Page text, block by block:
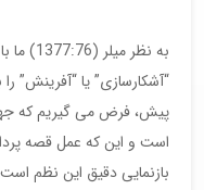
به نظر
“آشکارسازی” یا “آفرینش”
پیش، فرض می گیریم که
است و این که عمل قصه
بازنمایی دقیق این نظم